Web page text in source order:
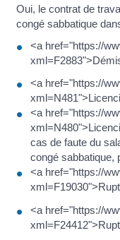
Oui, le contrat de
congé sabbatique
<a href="https://
<a href="https://
<a href="https://
cas de faute du
congé sabbatique,
<a href="https://
<a href="https://